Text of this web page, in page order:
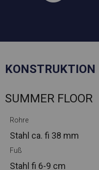
KONSTRUKTION
SUMMER FLOOR
Rohre
Stahl ca. fi 38 mm
Fuß
Stahl fi 6-9 cm